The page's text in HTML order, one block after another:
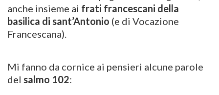
anche insieme ai frati francescani della
basilica di sant’Antonio (e di Vocazione
Francescana).
Mi fanno da cornice ai pensieri alcune parole
del salmo 102: